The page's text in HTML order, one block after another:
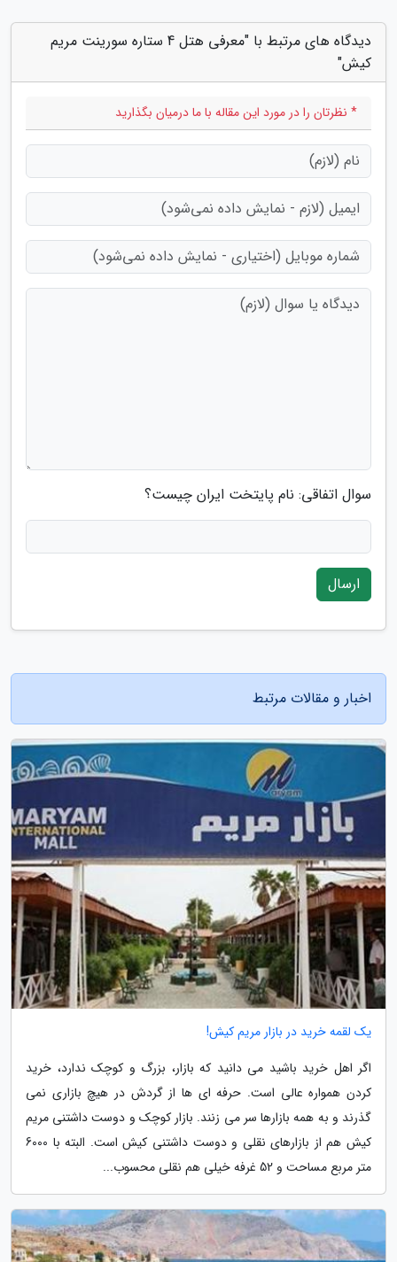
دیدگاه های مرتبط با "معرفی هتل 4 ستاره سورینت مریم
کیش"
* نظرتان را در مورد این مقاله با ما درمیان بگذارید
سوال اتفاقی: نام پایتخت ایران چیست؟
ارسال
اخبار و مقالات مرتبط
یک لقمه خرید در بازار مریم کیش!
اگر اهل خرید باشید می دانید که بازار، بزرگ و کوچک ندارد، خرید
کردن همواره عالی است. حرفه ای ها از گردش در هیچ بازاری نمی
گذرند و به همه بازارها سر می زنند. بازار کوچک و دوست داشتنی مریم
کیش هم از بازارهای نقلی و دوست داشتنی کیش است. البته با 6000
متر مربع مساحت و 52 غرفه خیلی هم نقلی محسوب...